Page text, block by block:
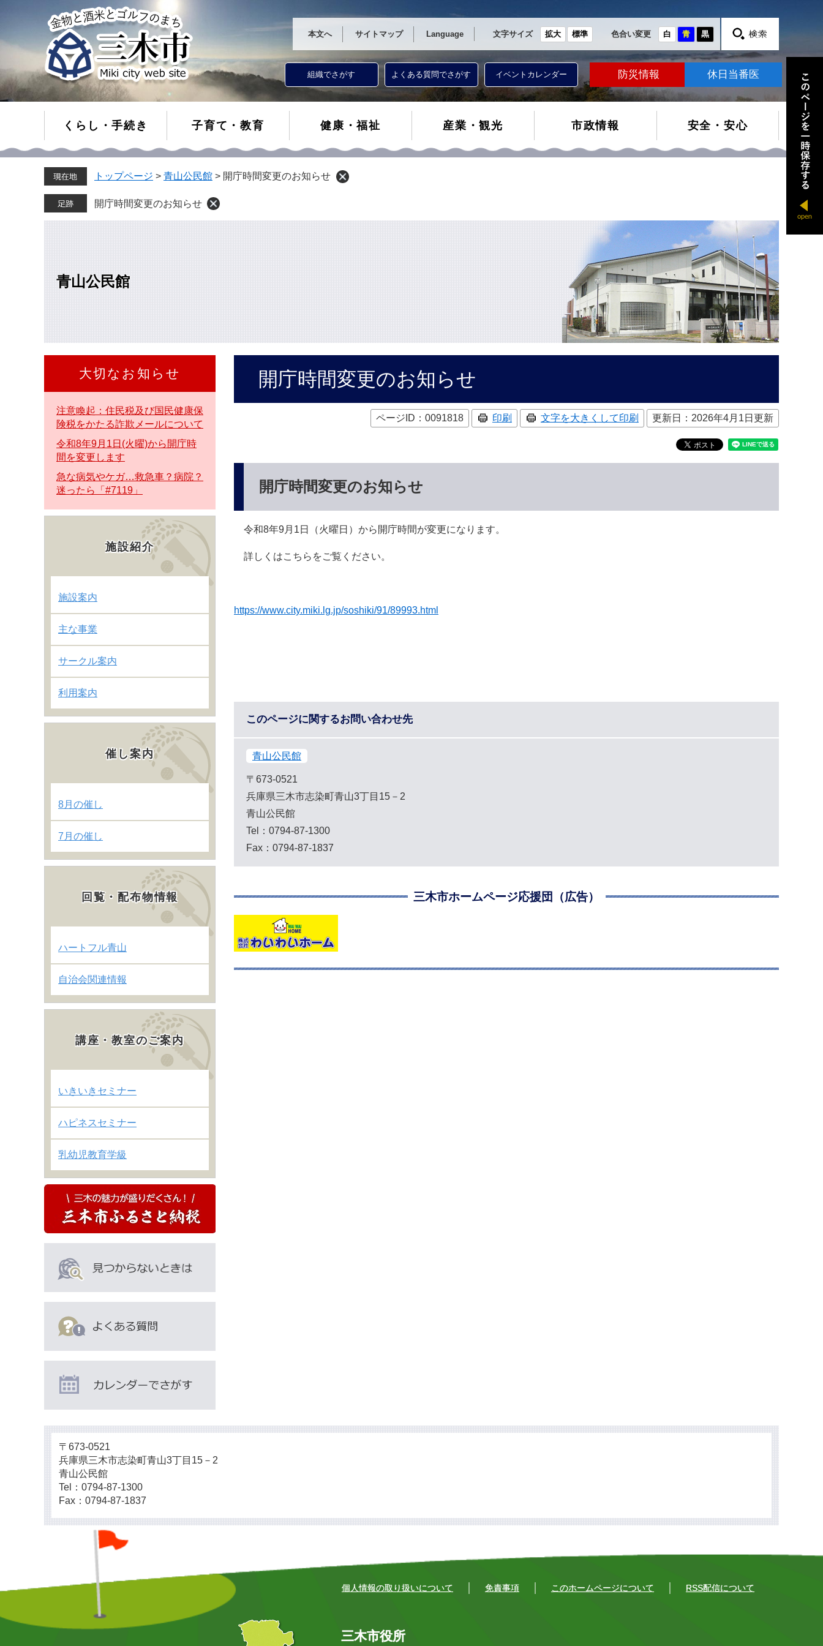
本文へ サイトマップ Language 文字サイズ 拡大 標準 色合い変更 白 青 黒
組織でさがす よくある質問でさがす イベントカレンダー 防災情報 休日当番医
くらし・手続き 子育て・教育 健康・福祉 産業・観光 市政情報 安全・安心
トップページ > 青山公民館 > 開庁時間変更のお知らせ
開庁時間変更のお知らせ
青山公民館
開庁時間変更のお知らせ
ページID：0091818 印刷 文字を大きくして印刷 更新日：2026年4月1日更新
開庁時間変更のお知らせ
令和8年9月1日（火曜日）から開庁時間が変更になります。
詳しくはこちらをご覧ください。
https://www.city.miki.lg.jp/soshiki/91/89993.html
このページに関するお問い合わせ先
青山公民館
〒673-0521
兵庫県三木市志染町青山3丁目15－2
青山公民館
Tel：0794-87-1300
Fax：0794-87-1837
三木市ホームページ応援団（広告）
大切なお知らせ
注意喚起：住民税及び国民健康保
険税をかたる詐欺メールについて
令和8年9月1日(火曜)から開庁時
間を変更します
急な病気やケガ…救急車？病院？
迷ったら「#7119」
施設紹介
施設案内
主な事業
サークル案内
利用案内
催し案内
8月の催し
7月の催し
回覧・配布物情報
ハートフル青山
自治会関連情報
講座・教室のご案内
いきいきセミナー
ハピネスセミナー
乳幼児教育学級
〒673-0521
兵庫県三木市志染町青山3丁目15－2
青山公民館
Tel：0794-87-1300
Fax：0794-87-1837
個人情報の取り扱いについて 免責事項 このホームページについて RSS配信について
三木市役所